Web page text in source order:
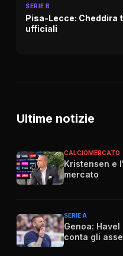
SERIE B
Pisa-Lecce: Cheddira
ufficiali
Ultime notizie
CALCIOMERCATO
Kristensen e
mercato
SERIE A
Genoa:
conta gli